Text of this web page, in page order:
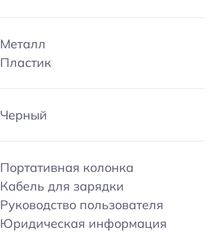
Металл
Пластик
Черный
Портативная колонка
Кабель для зарядки
Руководство пользователя
Юридическая информация